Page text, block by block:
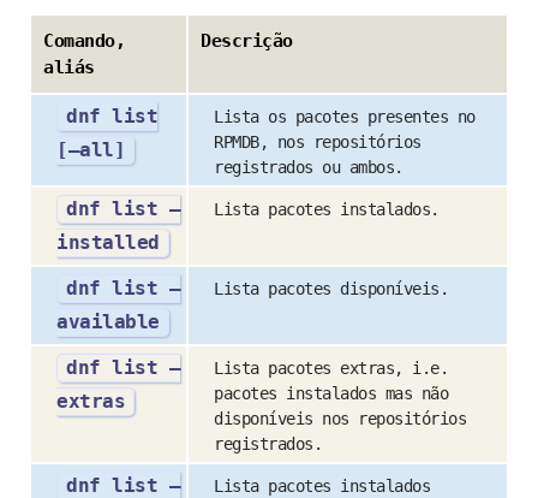
Comando,
aliás
Descrição
dnf list
[–all]
Lista os pacotes presentes no
RPMDB, nos repositórios
registrados ou ambos.
dnf list –
installed
Lista pacotes instalados.
dnf list –
available
Lista pacotes disponíveis.
dnf list –
extras
Lista pacotes extras, i.e.
pacotes instalados mas não
disponíveis nos repositórios
registrados.
dnf list –
Lista pacotes instalados